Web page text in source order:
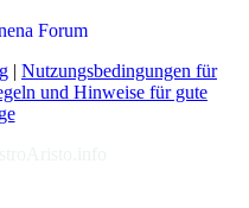
Forum
| Nutzungsbedingungen für
und Hinweise für gute